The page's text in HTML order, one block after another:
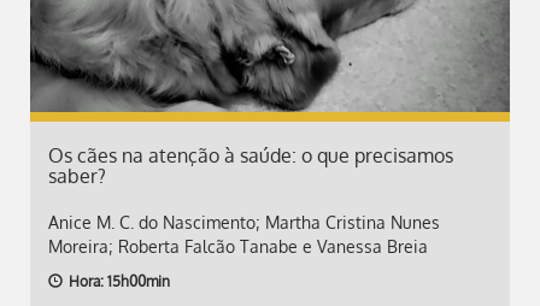
Os cães na atenção à saúde: o que precisamos
saber?
Anice M. C. do Nascimento; Martha Cristina Nunes
Moreira; Roberta Falcão Tanabe e Vanessa Breia
Hora: 15h00min